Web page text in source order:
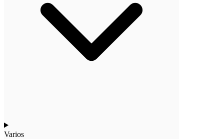
Varios